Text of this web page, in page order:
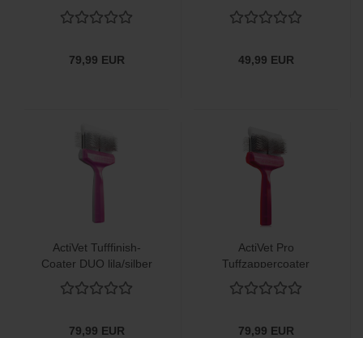
79,99 EUR
cm
49,99 EUR
ActiVet Tufffinish-
Coater DUO lila/silber
9cm
79,99 EUR
ActiVet Pro
Tuffzappercoater
lila/rot hart 9cm
79,99 EUR